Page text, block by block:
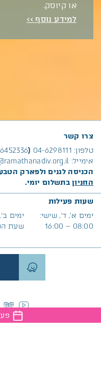
או קיוסק.
למידע נוסף >>
צרו קשר
טלפון: 04-6298111
(
אימייל:
הכניסה לגנים ולפארק
החניוןבתשלום יומי.
שעות פעילות
ימים א׳, ד’, שישי:
08:00 – 16:00
שעת